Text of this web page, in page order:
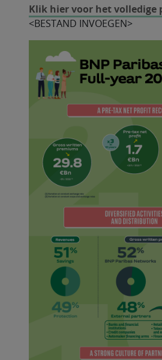
Klik hier voor het volledige
<BESTAND INVOEGEN>